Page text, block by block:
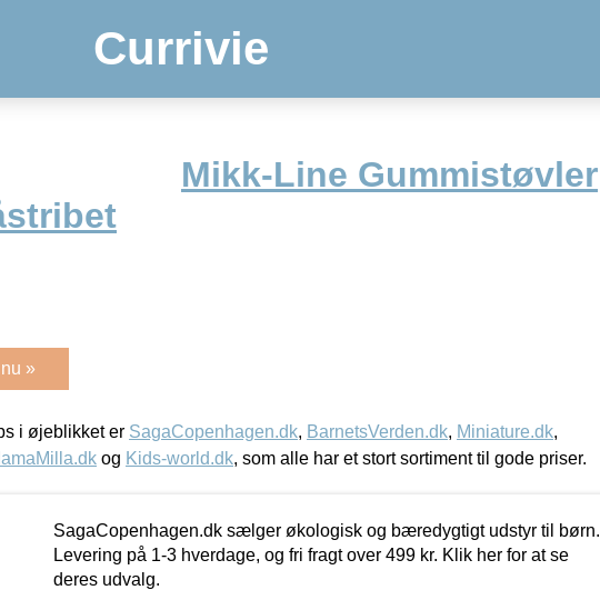
Currivie
Mikk-Line Gummistøvler
»
i øjeblikket er SagaCopenhagen.dk, BarnetsVerden.dk, Miniature.dk,
og Kids-world.dk, som alle har et stort sortiment til gode priser.
SagaCopenhagen.dk sælger økologisk og bæredygtigt udstyr til børn.
Levering på 1-3 hverdage, og fri fragt over 499 kr. Klik her for at se
deres udvalg.